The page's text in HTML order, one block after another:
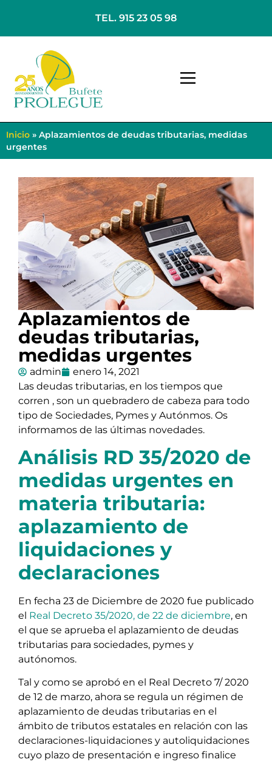
TEL. 915 23 05 98
Inicio » Aplazamientos de deudas tributarias, medidas
urgentes
Aplazamientos de
deudas tributarias,
medidas urgentes
admin
enero 14, 2021
Las deudas tributarias, en los tiempos que
corren , son un quebradero de cabeza para todo
tipo de Sociedades, Pymes y Autónmos. Os
informamos de las últimas novedades.
Análisis RD 35/2020 de
medidas urgentes en
materia tributaria:
aplazamiento de
liquidaciones y
declaraciones
En fecha 23 de Diciembre de 2020 fue publicado
el Real Decreto 35/2020, de 22 de diciembre, en
el que se aprueba el aplazamiento de deudas
tributarias para sociedades, pymes y
autónomos.
Tal y como se aprobó en el Real Decreto 7/ 2020
de 12 de marzo, ahora se regula un régimen de
aplazamiento de deudas tributarias en el
ámbito de tributos estatales en relación con las
declaraciones-liquidaciones y autoliquidaciones
cuyo plazo de presentación e ingreso finalice